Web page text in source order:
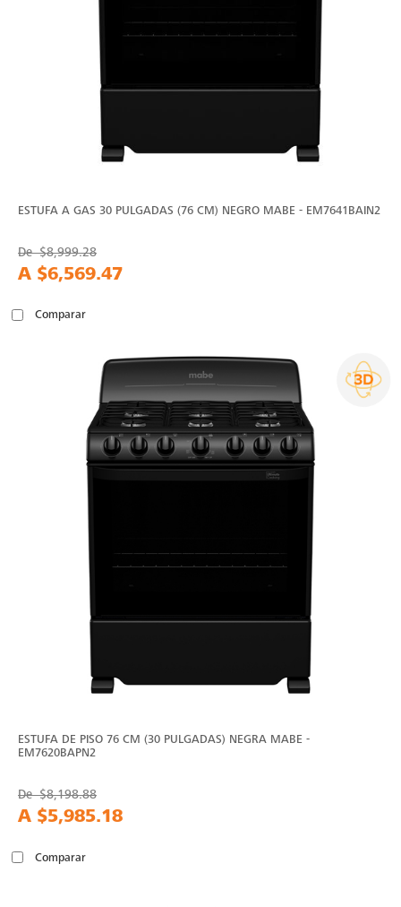
ESTUFA A GAS 30 PULGADAS (76 CM) NEGRO MABE - EM7641BAIN2
De$8,999.28
A $6,569.47
Comparar
ESTUFA DE PISO 76 CM (30 PULGADAS) NEGRA MABE -
EM7620BAPN2
De$8,198.88
A $5,985.18
Comparar